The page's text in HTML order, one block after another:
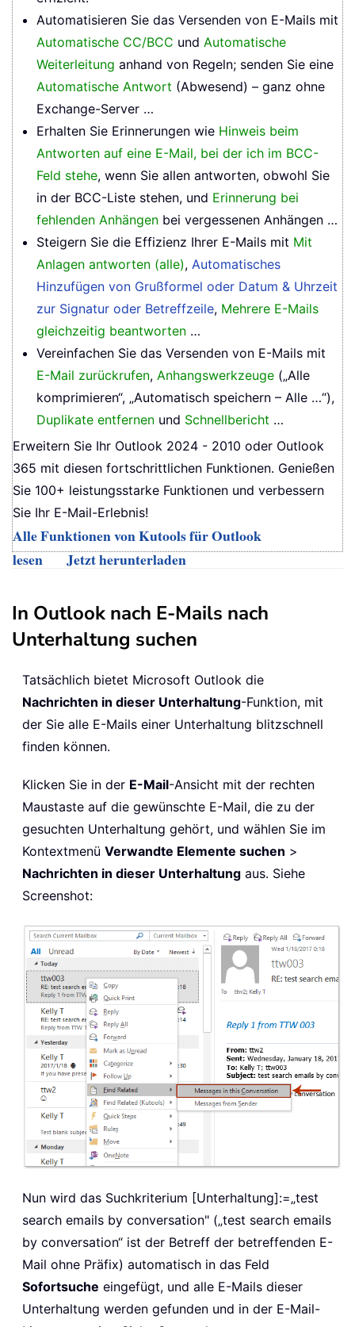
Automatisieren Sie das Versenden von E-Mails mit
Automatische CC/BCC und Automatische
Weiterleitung anhand von Regeln; senden Sie eine
Automatische Antwort (Abwesend) – ganz ohne
Exchange-Server …
Erhalten Sie Erinnerungen wie Hinweis beim
Antworten auf eine E-Mail, bei der ich im BCC-
Feld stehe, wenn Sie allen antworten, obwohl Sie
in der BCC-Liste stehen, und Erinnerung bei
fehlenden Anhängen bei vergessenen Anhängen …
Steigern Sie die Effizienz Ihrer E-Mails mit Mit
Anlagen antworten (alle), Automatisches
Hinzufügen von Grußformel oder Datum & Uhrzeit
zur Signatur oder Betreffzeile, Mehrere E-Mails
gleichzeitig beantworten …
Vereinfachen Sie das Versenden von E-Mails mit
E-Mail zurückrufen, Anhangswerkzeuge („Alle
komprimieren“, „Automatisch speichern – Alle …“),
Duplikate entfernen und Schnellbericht …
Erweitern Sie Ihr Outlook 2024 - 2010 oder Outlook
365 mit diesen fortschrittlichen Funktionen. Genießen
Sie 100+ leistungsstarke Funktionen und verbessern
Sie Ihr E-Mail-Erlebnis!
Alle Funktionen von Kutools für Outlook
lesen
Jetzt herunterladen
In Outlook nach E-Mails nach
Unterhaltung suchen
Tatsächlich bietet Microsoft Outlook die
Nachrichten in dieser Unterhaltung-Funktion, mit
der Sie alle E-Mails einer Unterhaltung blitzschnell
finden können.
Klicken Sie in der E-Mail-Ansicht mit der rechten
Maustaste auf die gewünschte E-Mail, die zu der
gesuchten Unterhaltung gehört, und wählen Sie im
Kontextmenü Verwandte Elemente suchen >
Nachrichten in dieser Unterhaltung aus. Siehe
Screenshot:
Nun wird das Suchkriterium [Unterhaltung]:=„test
search emails by conversation" („test search emails
by conversation“ ist der Betreff der betreffenden E-
Mail ohne Präfix) automatisch in das Feld
Sofortsuche eingefügt, und alle E-Mails dieser
Unterhaltung werden gefunden und in der E-Mail-